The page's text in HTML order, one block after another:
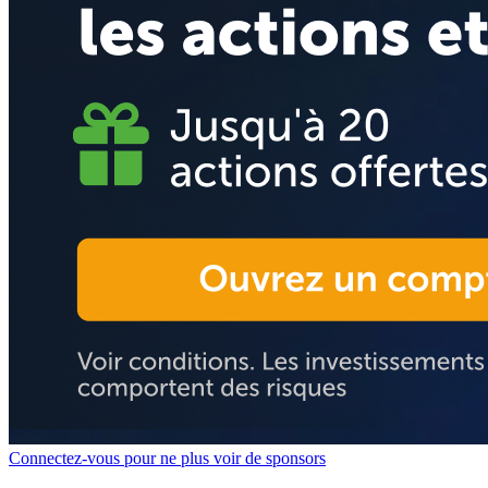
Connectez-vous pour ne plus voir de sponsors